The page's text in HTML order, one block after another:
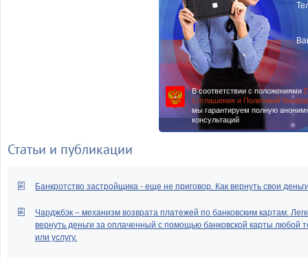
В соответствии с положениями
Соглашения и Политикой
мы гарантируем полную
консультаций
Статьи и публикации
Банкротство застройщика - еще не приговор. Как вернуть свои
Чарджбэк – механизм возврата платежей по банковским картам.
вернуть деньги за оплаченный с помощью банковской карты любой
или услугу.